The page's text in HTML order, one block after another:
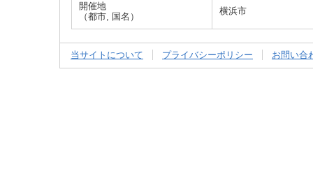
開催地
（都市, 国名）
横浜市
当サイトについて プライバシーポリシー お問い合